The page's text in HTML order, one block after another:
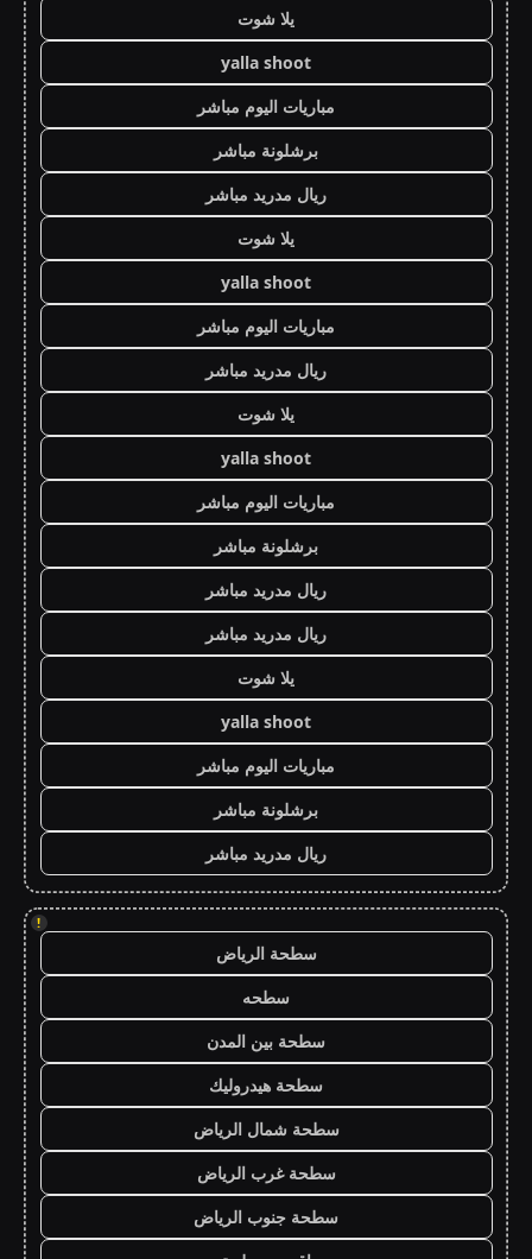
يلا شوت
yalla shoot
مباريات اليوم مباشر
برشلونة مباشر
ريال مدريد مباشر
يلا شوت
yalla shoot
مباريات اليوم مباشر
ريال مدريد مباشر
يلا شوت
yalla shoot
مباريات اليوم مباشر
برشلونة مباشر
ريال مدريد مباشر
ريال مدريد مباشر
يلا شوت
yalla shoot
مباريات اليوم مباشر
برشلونة مباشر
ريال مدريد مباشر
!
سطحة الرياض
سطحه
سطحة بين المدن
سطحة هيدروليك
سطحة شمال الرياض
سطحة غرب الرياض
سطحة جنوب الرياض